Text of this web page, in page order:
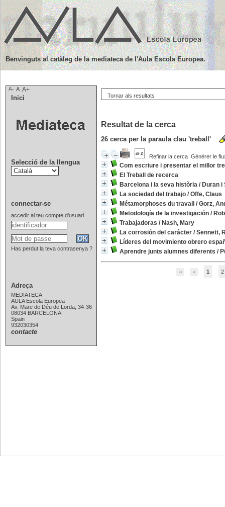
Tornar als resultats
Resultat de la cerca
26 cerca per la paraula clau 'treball'
Refinar la cerca Générer le
Com escriure i presentar el millor
El Treball de recerca
Barcelona i la seva història / Duran i
La sociedad del trabajo /Offe, Claus
Métamorphoses du travail /Gorz,
Metodología de la investigación /
Trabajadoras / Nash, Mary
La corrosión del carácter /Sennett,
Líderes del movimiento obrero
Aprendre junts alumnes diferents /
1 2
Benvinguts al catàleg de la mediateca de l'Aula Escola Europea.
A- A A+
Inici
Selecció de la llengua
connectar-se
accedir al teu compte d'usuari
Has perdut la teva contrasenya ?
Adreça
MEDIATECA
AULA Escola Europea
Av. Mare de Déu de Lorda, 34-36
08034 BARCELONA
Spain
932030354
contacte